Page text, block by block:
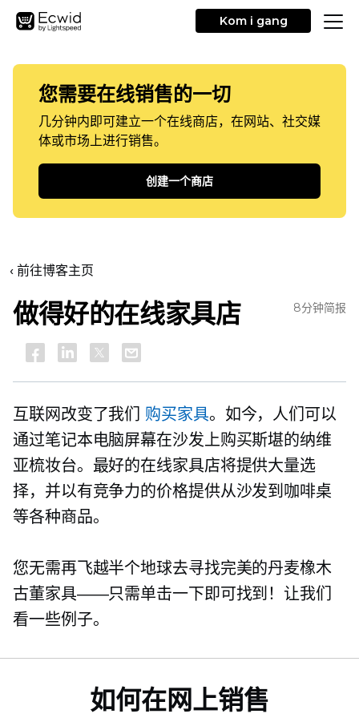
Kom i gang
您需要在线销售的一切
几分钟内即可建立一个在线商店，在网站、社交媒
体或市场上进行销售。
创建一个商店
‹ 前往博客主页
做得好的在线家具店 8分钟简报
互联网改变了我们 购买家具。如今，人们可以
通过笔记本电脑屏幕在沙发上购买斯堪的纳维
亚梳妆台。最好的在线家具店将提供大量选
择，并以有竞争力的价格提供从沙发到咖啡桌
等各种商品。
您无需再飞越半个地球去寻找完美的丹麦橡木
古董家具——只需单击一下即可找到！让我们
看一些例子。
如何在网上销售